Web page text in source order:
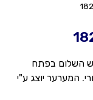
השלום בפתח
המערער יוצג ע"י